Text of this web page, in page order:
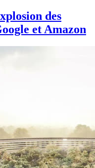
des
et Amazon